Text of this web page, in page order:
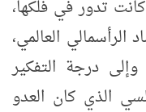
تدور في فلكها،
الرأسمالي العالمي،
وإلى درجة التفكير
الذي كان العدو